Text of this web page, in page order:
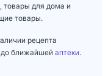
товары для дома и
товары.
рецепта
до ближайшей аптеки.